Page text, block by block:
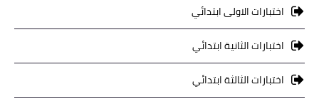
اختبارات الاولى ابتدائي
اختبارات الثانية ابتدائي
اختبارات الثالثة ابتدائي